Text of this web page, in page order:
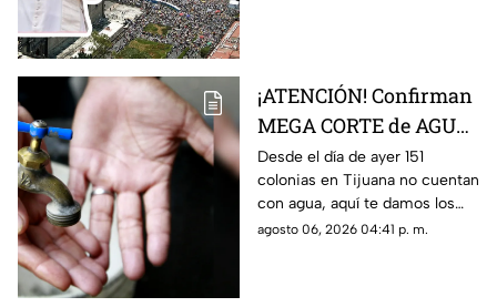
¡ATENCIÓN! Confirman
MEGA CORTE de AGUA
en más de 150 colonias,
aquí la lista completa
Desde el día de ayer 151
colonias en Tijuana no cuentan
con agua, aquí te damos los
detalles.
agosto 06, 2026 04:41 p. m.